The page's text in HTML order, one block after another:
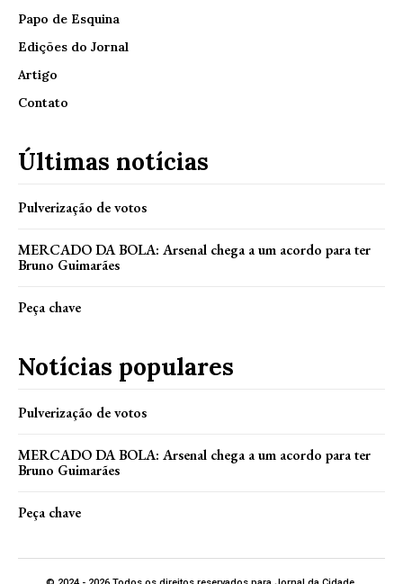
Papo de Esquina
Edições do Jornal
Artigo
Contato
Últimas notícias
Pulverização de votos
MERCADO DA BOLA: Arsenal chega a um acordo para ter
Bruno Guimarães
Peça chave
Notícias populares
Pulverização de votos
MERCADO DA BOLA: Arsenal chega a um acordo para ter
Bruno Guimarães
Peça chave